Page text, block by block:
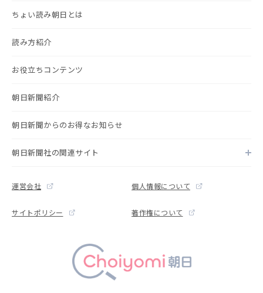
ちょい読み朝日とは
読み方紹介
お役立ちコンテンツ
朝日新聞紹介
朝日新聞からのお得なお知らせ
朝日新聞社の関連サイト
運営会社 個人情報について
サイトポリシー 著作権について